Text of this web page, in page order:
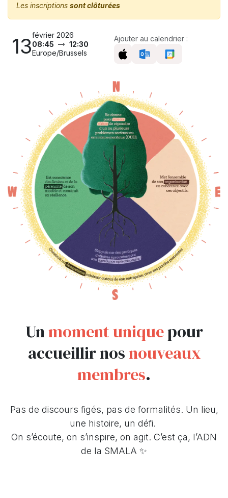
Les inscriptions sont clôturées
13février 2026
08:45
12:30
Europe/Brussels
Ajouter au calendrier :
Unmoment uniquepour
accueillir nosnouveaux
membres.
Pas de discours figés, pas de formalités. Un lieu,
une histoire, un défi.
On s’écoute, on s’inspire, on agit. C’est ça, l’ADN
de la SMALA ✨